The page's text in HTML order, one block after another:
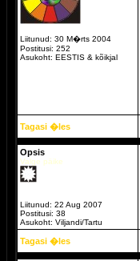
Liitunud: 30 M�rts 2004
Postitusi: 252
Asukoht: EESTIS & kõikjal
Tagasi �les
Opsis
Valge päike
Liitunud: 22 Aug 2007
Postitusi: 38
Asukoht: Viljandi/Tartu
Tagasi �les